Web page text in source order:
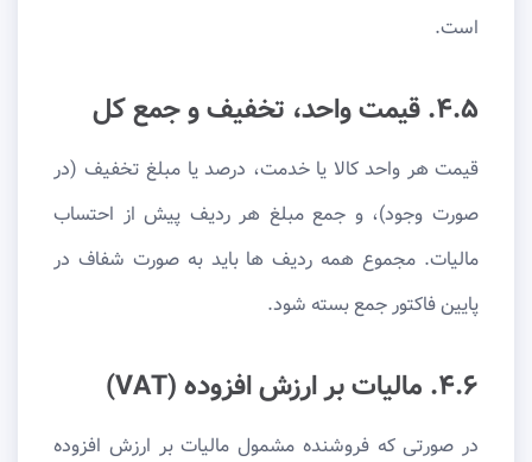
است.
۴.۵. قیمت واحد، تخفیف و جمع کل
قیمت هر واحد کالا یا خدمت، درصد یا مبلغ تخفیف (در
صورت وجود)، و جمع مبلغ هر ردیف پیش از احتساب
مالیات. مجموع همه ردیف ها باید به صورت شفاف در
پایین فاکتور جمع بسته شود.
۴.۶. مالیات بر ارزش افزوده (VAT)
در صورتی که فروشنده مشمول مالیات بر ارزش افزوده